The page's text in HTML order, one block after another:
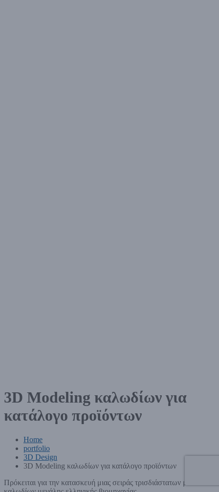
3D Modeling καλωδίων για
κατάλογο προϊόντων
Home
portfolio
3D Design
3D Modeling καλωδίων για κατάλογο προϊόντων
Πρόκειται για την κατασκευή μιας σειράς τρισδιάστατων μοντέλων